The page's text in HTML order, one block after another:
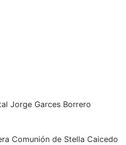
Jorge Garces Borrero
Comunión de Stella Caicedo